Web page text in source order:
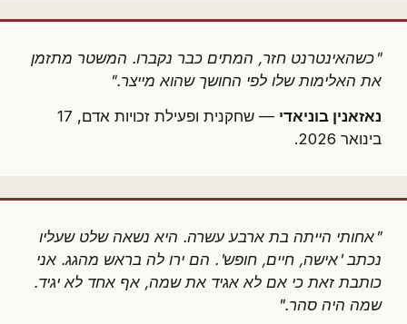
"כשהאינטרנט חזר, המתים כבר נקברו. המשטר מתזמן
את האלימות שלו לפי החושך שהוא מייצר."
נאזאנין בוניאדי
— שחקנית ופעילת זכויות אדם, 17
בינואר 2026.
"אחותי הייתה בת ארבע עשרה. היא נשאה שלט שעליו
נכתב 'אישה, חיים, חופש'. הם ירו לה בראש מהגג. אני
כותבת זאת כי אם לא אגיד את שמה, אף אחד לא יגיד.
שמה היה סהר."